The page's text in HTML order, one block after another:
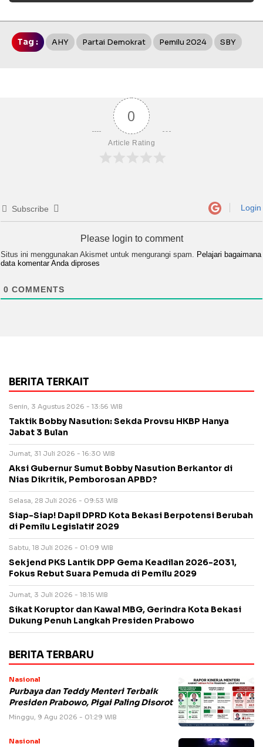
Tag : AHY Partai Demokrat Pemilu 2024 SBY
0
Article Rating
Subscribe Login
Please login to comment
Situs ini menggunakan Akismet untuk mengurangi spam.
Pelajari bagaimana
data komentar Anda diproses
0 COMMENTS
BERITA TERKAIT
Senin, 3 Agustus 2026 - 13:56 WIB
Taktik Bobby Nasution: Sekda Provsu HKBP Hanya
Jabat 3 Bulan
Jumat, 31 Juli 2026 - 16:30 WIB
Aksi Gubernur Sumut Bobby Nasution Berkantor di
Nias Dikritik, Pemborosan APBD?
Selasa, 28 Juli 2026 - 09:53 WIB
Siap-Siap! Dapil DPRD Kota Bekasi Berpotensi Berubah
di Pemilu Legislatif 2029
Sabtu, 18 Juli 2026 - 01:09 WIB
Sekjend PKS Lantik DPP Gema Keadilan 2026-2031,
Fokus Rebut Suara Pemuda di Pemilu 2029
Jumat, 3 Juli 2026 - 18:15 WIB
Sikat Koruptor dan Kawal MBG, Gerindra Kota Bekasi
Dukung Penuh Langkah Presiden Prabowo
BERITA TERBARU
Nasional
Purbaya dan Teddy Menteri Terbaik
Presiden Prabowo, Pigai Paling Disorot
Minggu, 9 Agu 2026 - 01:29 WIB
Nasional